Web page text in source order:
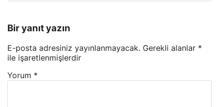
Bir yanıt yazın
E-posta adresiniz yayınlanmayacak. Gerekli alanlar *
ile işaretlenmişlerdir
Yorum *